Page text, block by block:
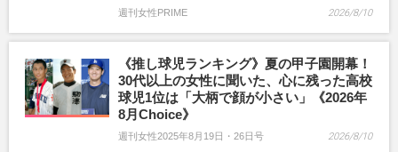
週刊女性PRIME 2026/8/10
《推し球児ランキング》夏の甲子園開幕！
30代以上の女性に聞いた、心に残った高校
球児1位は「大柄で顔が小さい」《2026年
8月Choice》
週刊女性2025年8月19日・26日号 2026/8/10